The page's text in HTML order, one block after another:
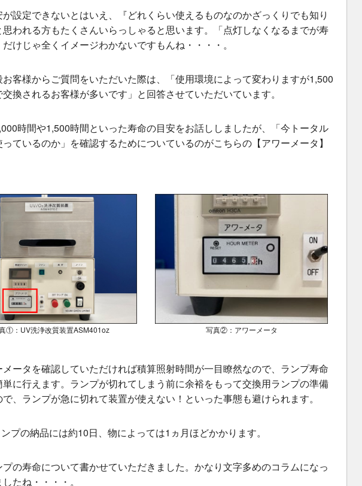
設定できないとはいえ、『どれくらい使えるものなのかざっくりでも知り
思われる方もたくさんいらっしゃると思います。「点灯しなくなるまでが寿
けじゃ全くイメージわかないですもんね・・・・。
お客様からご質問をいただいた際は、「使用環境によって変わりますが1,500
換されるお客様が多いです」と回答させていただいています。
時間や1,500時間といった寿命の目安をお話ししましたが、「今トータル
ているのか」を確認するためについているのがこちらの【アワーメータ】
①：UV洗浄改質装置ASM401oz 写真②：アワーメータ
メータを確認していただければ積算照射時間が一目瞭然なので、ランプ寿命
に行えます。ランプが切れてしまう前に余裕をもって交換用ランプの準備
、ランプが急に切れて装置が使えない！といった事態も避けられます。
プの納品には約10日、物によっては1ヵ月ほどかかります。
プの寿命について書かせていただきました。かなり文字多めのコラムになっ
たね・・・・。